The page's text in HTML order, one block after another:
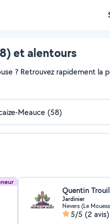
et alentours
? Retrouvez rapidement la
Jardinier
Nevers (Le
5/5 (2 avis)